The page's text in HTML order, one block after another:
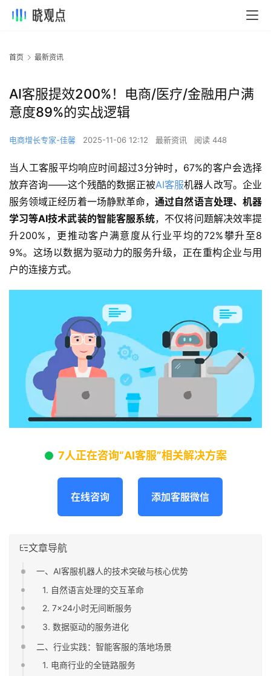
首页 最新资讯
AI客服提效200%！电商/医疗/金融用户满
意度89%的实战逻辑
电商增长专家-佳馨 2025-11-06 12:12 最新资讯 阅读 448
当人工客服平均响应时间超过3分钟时，67%的客户会选择
放弃咨询——这个残酷的数据正被AI客服机器人改写。企业
服务领域正经历着一场静默革命，通过自然语言处理、机器
学习等AI技术武装的智能客服系统，不仅将问题解决效率提
升200%，更推动客户满意度从行业平均的72%攀升至8
9%。这场以数据为驱动力的服务升级，正在重构企业与用
户的连接方式。
7人正在咨询“AI客服”相关解决方案
在线咨询 添加客服微信
文章导航
一、AI客服机器人的技术突破与核心优势
1. 自然语言处理的交互革命
2. 7×24小时无间断服务
3. 数据驱动的服务进化
二、行业实践：智能客服的落地场景
1. 电商行业的全链路服务